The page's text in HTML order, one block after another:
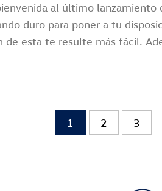
al último lanzamiento
duro para poner a tu
de esta te resulte más fácil.
1 2 3